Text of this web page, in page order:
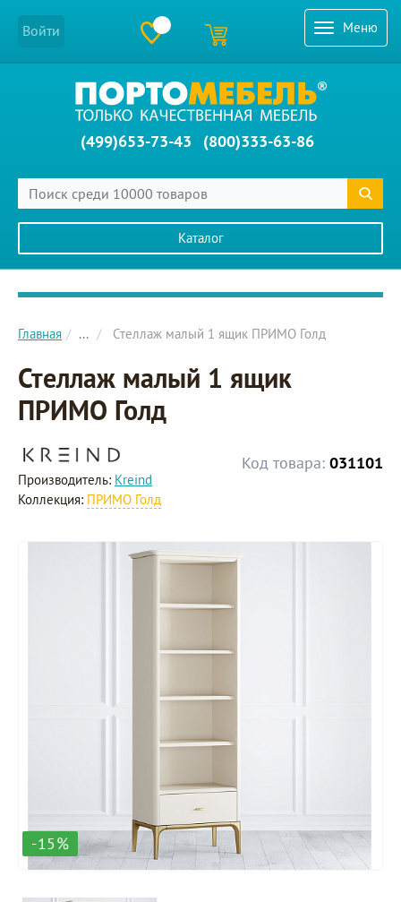
Меню
Войти
(499)653-73-43 (800)333-63-86
Каталог
Главное меню сайта
Главная ... Стеллаж малый 1 ящик ПРИМО Голд
Стеллаж малый 1 ящик
ПРИМО Голд
Код товара: 031101
Производитель: Kreind
Коллекция: ПРИМО Голд
-15%